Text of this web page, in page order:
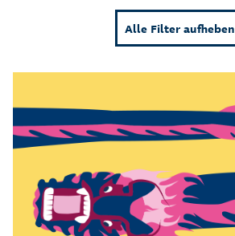
Alle Filter aufheben